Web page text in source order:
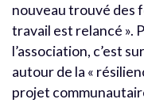
nouveau trouvé des
travail est relancé ».
l’association, c’est
autour de la «
projet